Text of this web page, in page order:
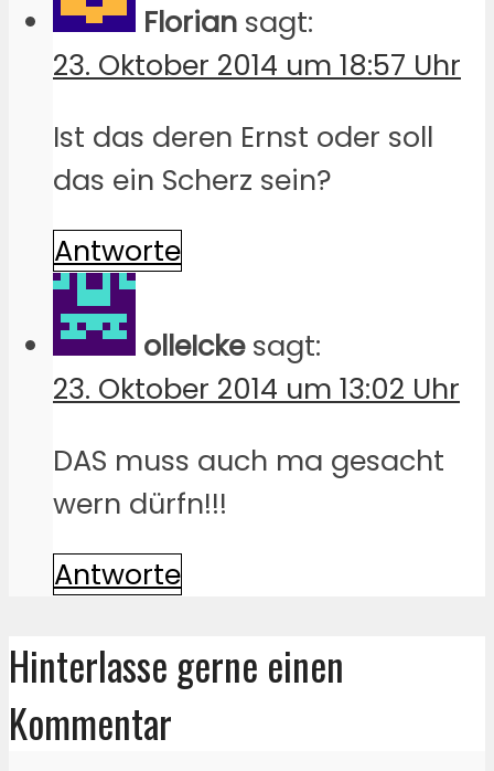
Florian sagt:
23. Oktober 2014 um 18:57 Uhr
Ist das deren Ernst oder soll
das ein Scherz sein?
Antworte
olleIcke sagt:
23. Oktober 2014 um 13:02 Uhr
DAS muss auch ma gesacht
wern dürfn!!!
Antworte
Hinterlasse gerne einen
Kommentar